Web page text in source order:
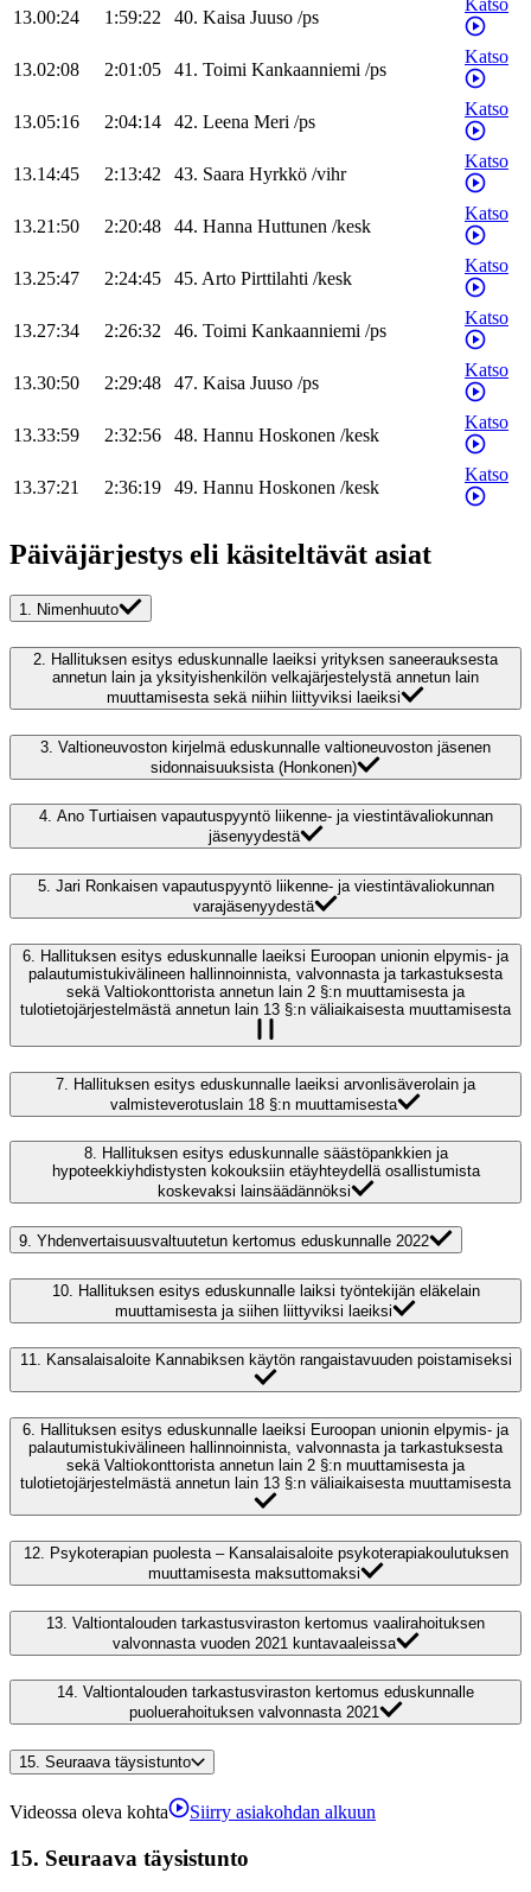
13.00:24 1:59:22 40. Kaisa Juuso /ps
Katso
13.02:08 2:01:05 41. Toimi Kankaanniemi /ps
Katso
13.05:16 2:04:14 42. Leena Meri /ps
Katso
13.14:45 2:13:42 43. Saara Hyrkkö /vihr
Katso
13.21:50 2:20:48 44. Hanna Huttunen /kesk
Katso
13.25:47 2:24:45 45. Arto Pirttilahti /kesk
Katso
13.27:34 2:26:32 46. Toimi Kankaanniemi /ps
Katso
13.30:50 2:29:48 47. Kaisa Juuso /ps
Katso
13.33:59 2:32:56 48. Hannu Hoskonen /kesk
Katso
13.37:21 2:36:19 49. Hannu Hoskonen /kesk
Katso
Päiväjärjestys eli käsiteltävät asiat
1. Nimenhuuto
2. Hallituksen esitys eduskunnalle laeiksi yrityksen saneerauksesta
annetun lain ja yksityishenkilön velkajärjestelystä annetun lain
muuttamisesta sekä niihin liittyviksi laeiksi
3. Valtioneuvoston kirjelmä eduskunnalle valtioneuvoston jäsenen
sidonnaisuuksista (Honkonen)
4. Ano Turtiaisen vapautuspyyntö liikenne- ja viestintävaliokunnan
jäsenyydestä
5. Jari Ronkaisen vapautuspyyntö liikenne- ja viestintävaliokunnan
varajäsenyydestä
6.
Hallituksen esitys eduskunnalle laeiksi Euroopan unionin elpymis- ja
palautumistukivälineen hallinnoinnista, valvonnasta ja tarkastuksesta
sekä Valtiokonttorista annetun lain 2 §:n muuttamisesta ja
tulotietojärjestelmästä annetun lain 13 §:n väliaikaisesta muuttamisesta
7. Hallituksen esitys eduskunnalle laeiksi arvonlisäverolain ja
valmisteverotuslain 18 §:n muuttamisesta
8. Hallituksen esitys eduskunnalle säästöpankkien ja
hypoteekkiyhdistysten kokouksiin etäyhteydellä osallistumista
koskevaksi lainsäädännöksi
9. Yhdenvertaisuusvaltuutetun kertomus eduskunnalle 2022
10.
Hallituksen esitys eduskunnalle laiksi työntekijän eläkelain
muuttamisesta ja siihen liittyviksi laeiksi
11. Kansalaisaloite Kannabiksen käytön rangaistavuuden poistamiseksi
6. Hallituksen esitys eduskunnalle laeiksi Euroopan unionin elpymis- ja
palautumistukivälineen hallinnoinnista, valvonnasta ja tarkastuksesta
sekä Valtiokonttorista annetun lain 2 §:n muuttamisesta ja
tulotietojärjestelmästä annetun lain 13 §:n väliaikaisesta muuttamisesta
12.
Psykoterapian puolesta – Kansalaisaloite psykoterapiakoulutuksen
muuttamisesta maksuttomaksi
13. Valtiontalouden tarkastusviraston kertomus vaalirahoituksen
valvonnasta vuoden 2021 kuntavaaleissa
14. Valtiontalouden tarkastusviraston kertomus eduskunnalle
puoluerahoituksen valvonnasta 2021
15. Seuraava täysistunto
Videossa oleva kohta Siirry asiakohdan alkuun
15. Seuraava täysistunto